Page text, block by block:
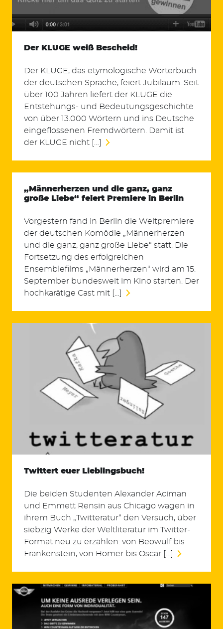
Suchen
nach:
Der KLUGE weiß Bescheid!
Der KLUGE, das etymologische Wörterbuch
der deutschen Sprache, feiert Jubiläum. Seit
über 100 Jahren liefert der KLUGE die
Entstehungs- und Bedeutungsgeschichte
von über 13.000 Wörtern und ins Deutsche
eingeflossenen Fremdwörtern. Damit ist
der KLUGE nicht […]
„Männerherzen und die ganz, ganz
große Liebe“ feiert Premiere in Berlin
Vorgestern fand in Berlin die Weltpremiere
der deutschen Komödie „Männerherzen
und die ganz, ganz große Liebe“ statt. Die
Fortsetzung des erfolgreichen
Ensemblefilms „Männerherzen“ wird am 15.
September bundesweit im Kino starten. Der
hochkarätige Cast mit […]
Twittert euer Lieblingsbuch!
Die beiden Studenten Alexander Aciman
und Emmett Rensin aus Chicago wagen in
ihrem Buch „Twitteratur“ den Versuch, über
siebzig Werke der Weltliteratur im Twitter-
Format neu zu erzählen: von Beowulf bis
Frankenstein, von Homer bis Oscar […]